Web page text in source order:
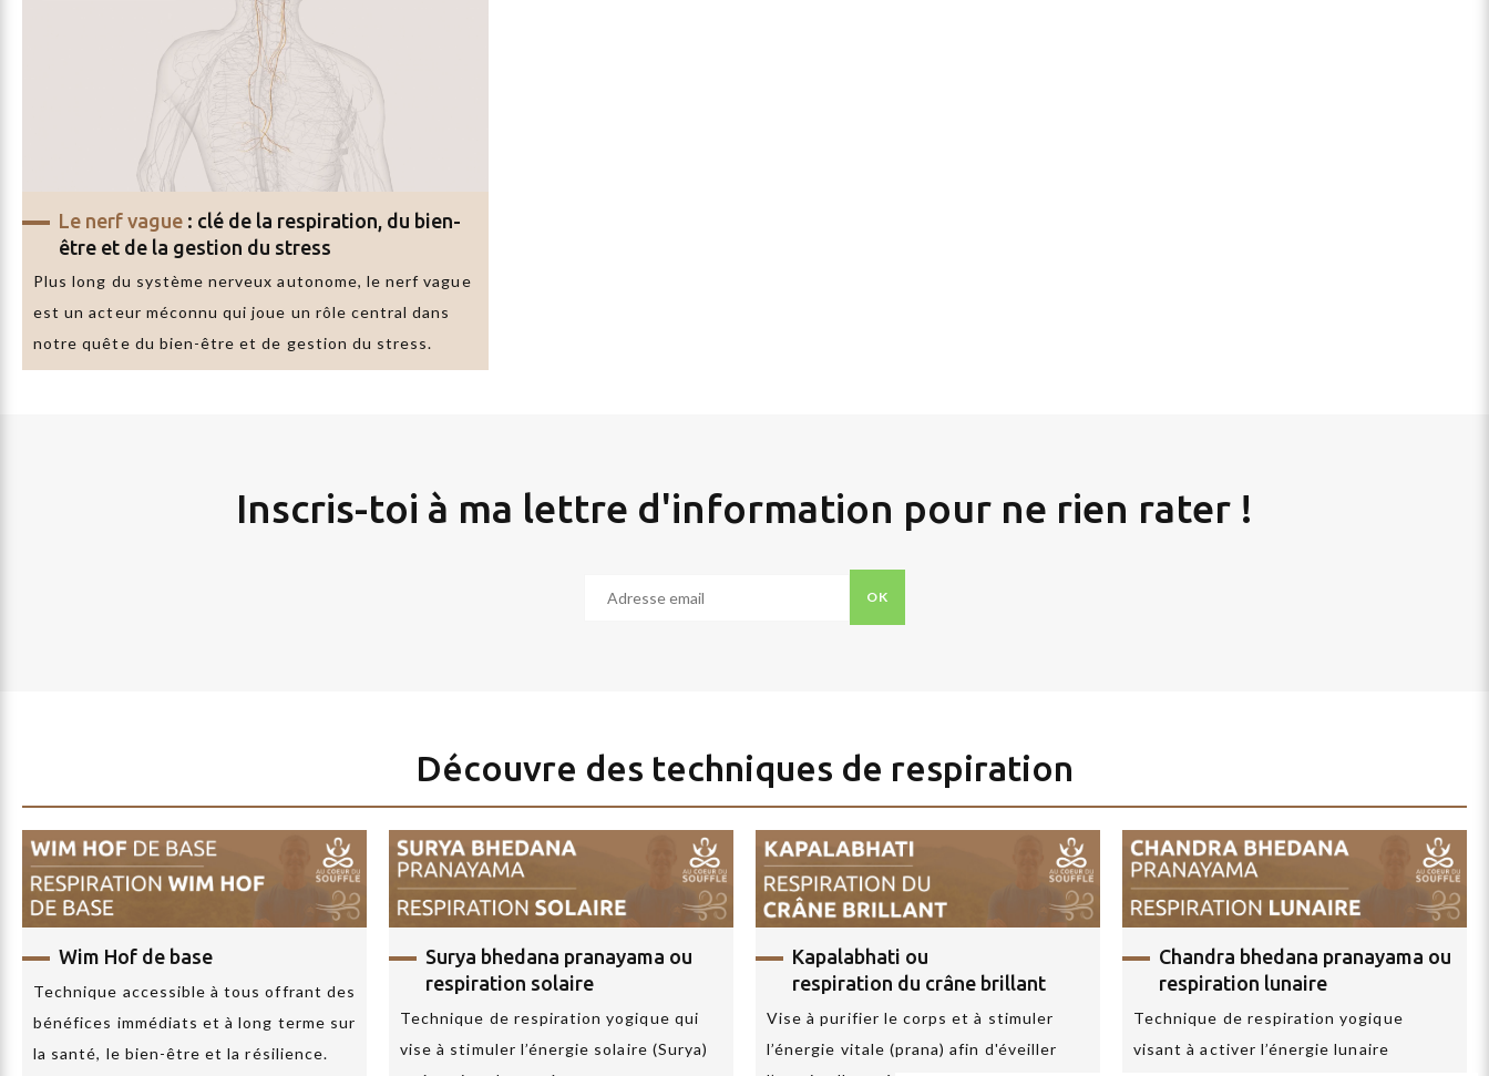
Le nerf vague : clé de la respiration, du bien-
être et de la gestion du stress
Plus long du système nerveux autonome, le nerf vague
est un acteur méconnu qui joue un rôle central dans
notre quête du bien-être et de gestion du stress.
Inscris-toi à ma lettre d'information pour ne rien rater !
OK
Découvre des techniques de respiration
Wim Hof de base
Technique accessible à tous offrant des
bénéfices immédiats et à long terme sur
la santé, le bien-être et la résilience.
Surya bhedana pranayama ou
respiration solaire
Technique de respiration yogique qui
vise à stimuler l’énergie solaire (Surya)
Kapalabhati ou
respiration du crâne brillant
Vise à purifier le corps et à stimuler
l’énergie vitale (prana) afin d'éveiller
Chandra bhedana pranayama ou
respiration lunaire
Technique de respiration yogique
visant à activer l’énergie lunaire
Aucune
n’est
conservée
par
site
ce
formulaire.
ENVOYER